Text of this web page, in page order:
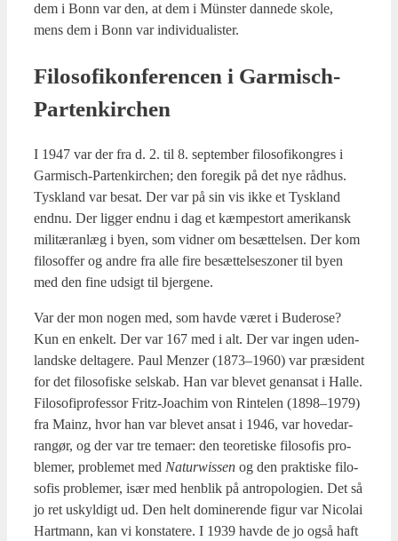
dem i Bonn var den, at dem i Mün­ster dan­ne­de sko­le,
mens dem i Bonn var indi­vi­du­a­li­ster.
Filo­so­fi­kon­fe­ren­cen i Gar­mi­sch-
Par­tenkir­chen
I 1947 var der fra d. 2. til 8. sep­tem­ber filo­so­fi­kon­gres i
Gar­mi­sch-Par­tenkir­chen; den fore­gik på det nye råd­hus.
Tys­kland var besat. Der var på sin vis ikke et Tys­kland
end­nu. Der lig­ger end­nu i dag et kæm­pe­stort ame­ri­kansk
mili­tæran­læg i byen, som vid­ner om besæt­tel­sen. Der kom
filo­sof­fer og andre fra alle fire besæt­tel­ses­zo­ner til byen
med den fine udsigt til bjer­ge­ne.
Var der mon nogen med, som hav­de været i Budero­se?
Kun en enkelt. Der var 167 med i alt. Der var ingen uden­
land­ske del­ta­ge­re. Paul Men­zer (1873–1960) var præ­si­dent
for det filo­so­fi­ske sel­skab. Han var ble­vet genan­sat i Hal­le.
Filo­so­fi­pro­fes­sor Fritz-Joa­chim von Rin­te­len (1898–1979)
fra Mainz, hvor han var ble­vet ansat i 1946, var hove­d­ar­
ran­gør, og der var tre tema­er: den teo­re­ti­ske filo­so­fis pro­
ble­mer, pro­ble­met med Naturwis­sen og den prak­ti­ske filo­
so­fis pro­ble­mer, især med hen­blik på antro­po­lo­gi­en. Det så
jo ret uskyl­digt ud. Den helt domi­ne­ren­de figur var Nico­lai
Hart­mann, kan vi kon­sta­te­re. I 1939 hav­de de jo også haft